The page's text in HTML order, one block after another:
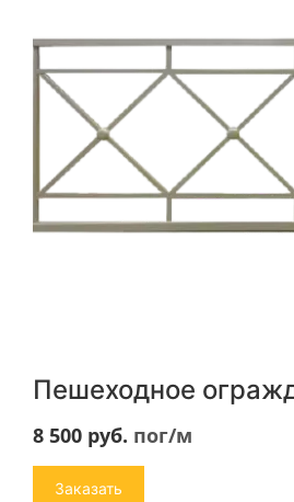
Пешеходное
8 500 руб. пог/м
Заказать